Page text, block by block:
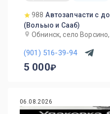
988 Автозапчасти с
(Вольыо и Сааб)
Обнинск, село
(901) 516-39-94
5 000
06.08.2026